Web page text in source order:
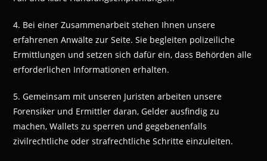
4. Bei einer Zusammenarbeit stehen Ihnen unsere
erfahrenen Anwälte zur Seite. Sie begleiten polizeiliche
Ermittlungen und setzen sich dafür ein, dass Behörden alle
erforderlichen Informationen erhalten.
5. Gemeinsam mit unseren Juristen arbeiten unsere
Forensiker und Ermittler daran, Gelder ausfindig zu
machen, Wallets zu sperren und gegebenenfalls
zivilrechtliche oder strafrechtliche Schritte einzuleiten.